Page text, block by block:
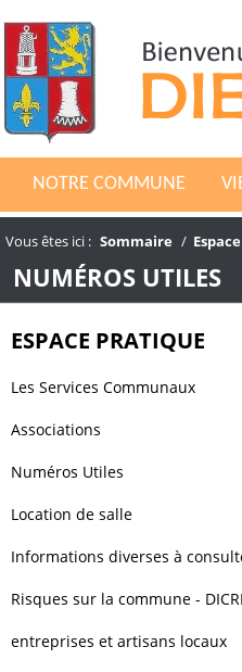
NOTRE COMMUNE
Vous êtes ici : Sommaire /
NUMÉROS UTILES
ESPACE PRATIQUE
Les Services Communaux
Associations
Numéros Utiles
Location de salle
Informations diverses à
Risques sur la commune -
entreprises et artisans locaux